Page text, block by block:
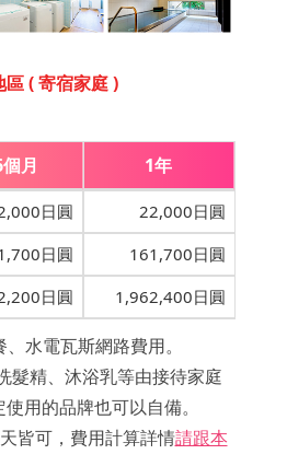
( 寄宿家庭 )
月 1年
日圓
22,000日圓
日圓
161,700日圓
日圓 1,962,400日圓
水電瓦斯網路費用。
髮精、沐浴乳等由接待家庭
用的品牌也可以自備。
皆可，費用計算詳情請跟本